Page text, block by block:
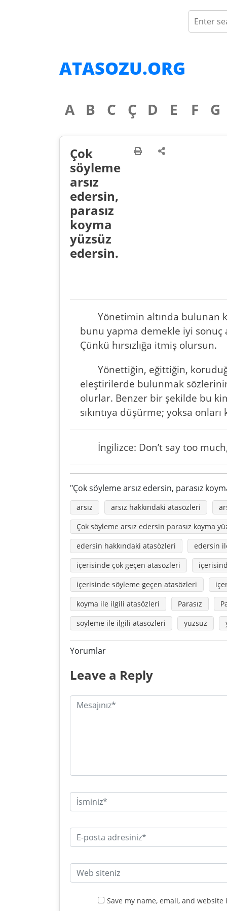
ATASOZU.ORG
A B C Ç D E F G
Çok
söyleme
arsız
edersin,
parasız
koyma
yüzsüz
edersin.
Yönetimin altında bulunan
bunu yapma demekle iyi sonuç
Çünkü hırsızlığa itmiş olursun.
Yönettiğin, eğittiğin,
eleştirilerde bulunmak
olurlar. Benzer bir şekilde bu
sıkıntıya düşürme; yoksa
İngilizce: Don’t say too
"Çok söyleme arsız edersin, parasız
arsız arsız hakkındaki atasözleri
Çok söyleme arsız edersin parasız koyma
edersin hakkındaki atasözleri
edersin
içerisinde çok geçen atasözleri
içerisinde söyleme geçen atasözleri
koyma ile ilgili atasözleri
Parasız
söyleme ile ilgili atasözleri
yüzsüz
Yorumlar
Leave a Reply
Save my name, email, and